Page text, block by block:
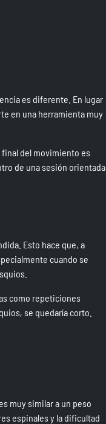
es diferente. En lugar
en una herramienta muy
del movimiento es
de una sesión orientada
Esto hace que, a
cuando se
como repeticiones
se quedaría corto.
muy similar a un peso
espinales y la dificultad